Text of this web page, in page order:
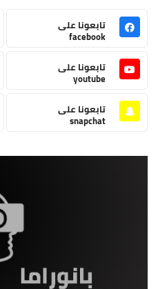
تابعونا على
facebook
تابعونا على
youtube
تابعونا على
snapchat